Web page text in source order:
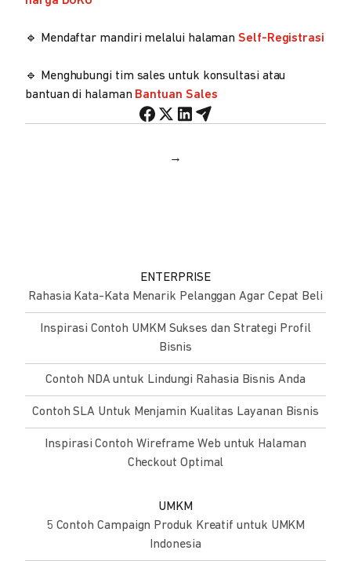
🔹 Mendaftar mandiri melalui halaman Self-Registrasi
🔹 Menghubungi tim sales untuk konsultasi atau
bantuan di halaman Bantuan Sales
→
ENTERPRISE
Rahasia Kata-Kata Menarik Pelanggan Agar Cepat Beli
Inspirasi Contoh UMKM Sukses dan Strategi Profil
Bisnis
Contoh NDA untuk Lindungi Rahasia Bisnis Anda
Contoh SLA Untuk Menjamin Kualitas Layanan Bisnis
Inspirasi Contoh Wireframe Web untuk Halaman
Checkout Optimal
UMKM
5 Contoh Campaign Produk Kreatif untuk UMKM
Indonesia